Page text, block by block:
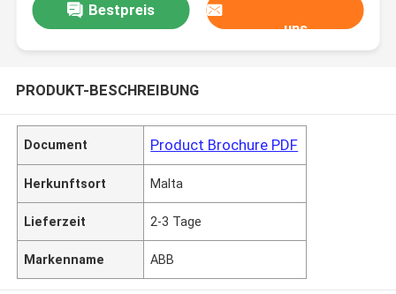
Bestpreis
uns
PRODUKT-BESCHREIBUNG
Document Product Brochure PDF
Herkunftsort Malta
Lieferzeit 2-3 Tage
Markenname ABB